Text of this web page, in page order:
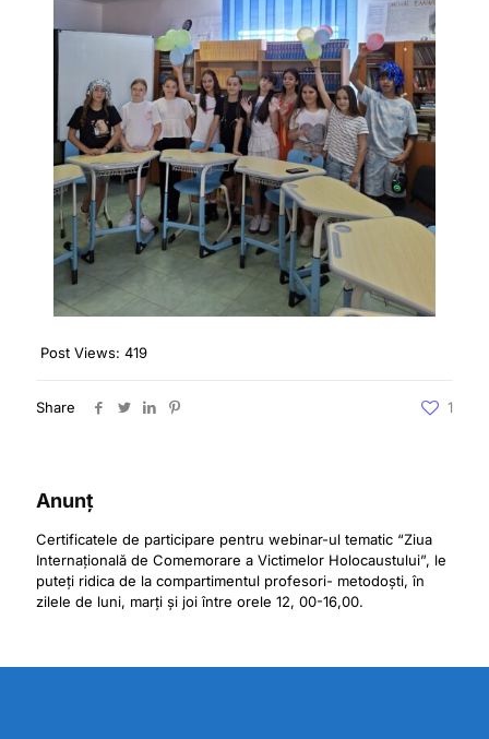
Post Views: 419
Share 1
Anunț
Certificatele de participare pentru webinar-ul tematic “Ziua
Internațională de Comemorare a Victimelor Holocaustului”, le
puteți ridica de la compartimentul profesori- metodoști, în
zilele de luni, marți și joi între orele 12, 00-16,00.